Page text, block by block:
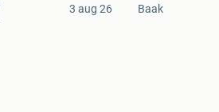
3 aug 26 Baak